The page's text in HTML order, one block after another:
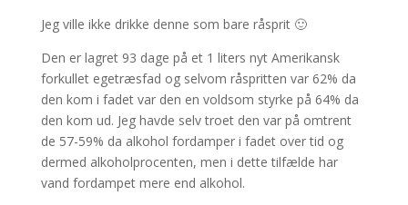
Jeg ville ikke drikke denne som bare råsprit 🙂
Den er lagret 93 dage på et 1 liters nyt Amerikansk
forkullet egetræsfad og selvom råspritten var 62% da
den kom i fadet var den en voldsom styrke på 64% da
den kom ud. Jeg havde selv troet den var på omtrent
de 57-59% da alkohol fordamper i fadet over tid og
dermed alkoholprocenten, men i dette tilfælde har
vand fordampet mere end alkohol.